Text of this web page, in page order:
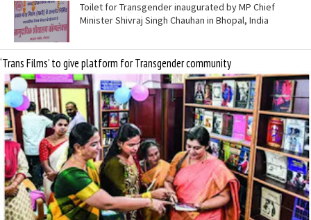
Toilet for Transgender inaugurated by MP Chief
Minister Shivraj Singh Chauhan in Bhopal, India
‘Trans Films’ to give platform for Transgender community